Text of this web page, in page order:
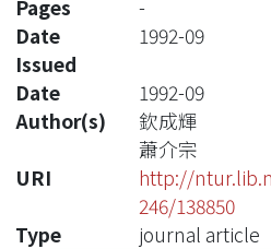
Pages
-
Date
Issued
1992-09
Date
1992-09
Author(s)
欽成輝
蕭介宗
URI
http://
246/138850
Type
journal article